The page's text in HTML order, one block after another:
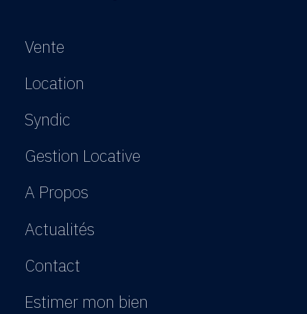
Vente
Location
Syndic
Gestion Locative
A Propos
Actualités
Contact
Estimer mon bien